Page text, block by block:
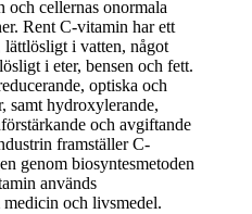
cellernas onormala
Rent C-vitamin har ett
i vatten, något
i eter, bensen och fett.
optiska och
samt hydroxylerande,
och avgiftande
framställer C-
genom biosyntesmetoden
används
och livsmedel.